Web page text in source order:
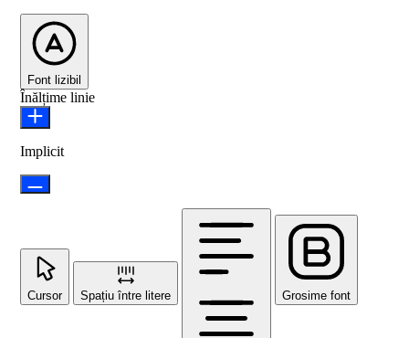
Font lizibil
Înălțime linie
Implicit
Cursor Spațiu între litere Grosime font